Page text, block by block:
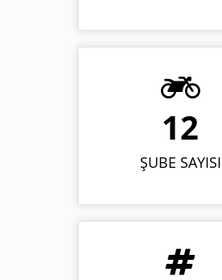
12
ŞUBE SAYISI